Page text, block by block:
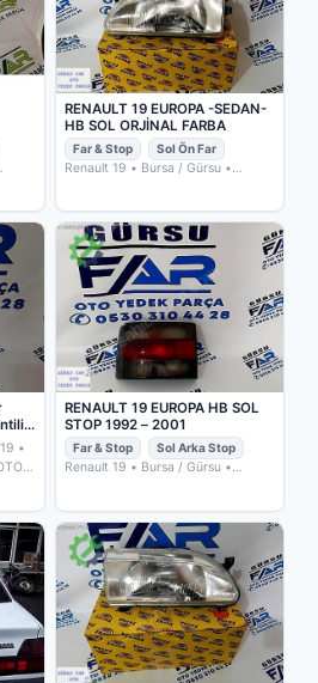
RENAULT 19 EUROPA -SEDAN-
HB SOL ORJİNAL FARBA
Far & Stop Sol Ön Far
Renault 19 • Bursa / Gürsu •
•
RENAULT 19 EUROPA HB SOL
STOP 1992 – 2001
Far & Stop Sol Arka Stop
Renault 19 • Bursa / Gürsu •